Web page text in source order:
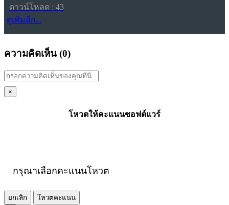
ดาวน์โหลด : 43
ดูเพิ่มอีก...
ความคิดเห็น (0)
×
โหวตให้คะแนนซอฟต์แวร์
กรุณาเลือกคะแนนโหวต
ยกเลิก
โหวตคะแนน